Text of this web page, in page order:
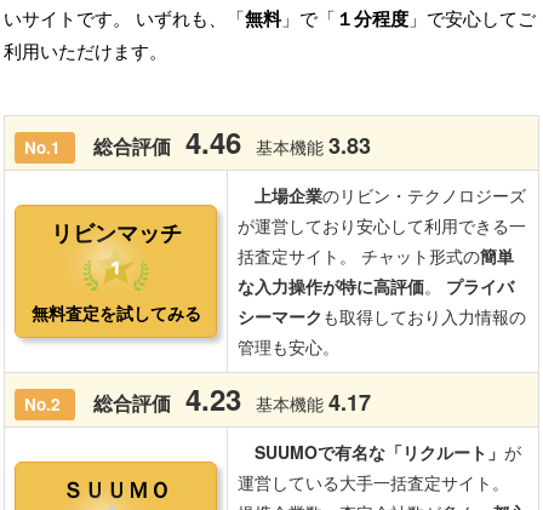
いサイトです。 いずれも、「無料」で「 １分程度 」で安心してご
利用いただけます。